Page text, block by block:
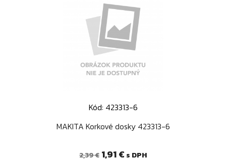
Kód: 423313-6
MAKITA Korkové dosky 423313-6
Bežná
2,39 € Cena
1,91 € s DPH